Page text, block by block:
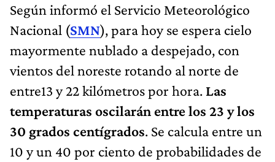
Según informó el Servicio Meteorológico
Nacional (SMN), para hoy se espera cielo
mayormente nublado a despejado, con
vientos del noreste rotando al norte de
entre13 y 22 kilómetros por hora. Las
temperaturas oscilarán entre los 23 y los
30 grados centígrados. Se calcula entre un
10 y un 40 por ciento de probabilidades de